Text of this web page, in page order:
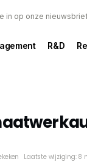
in op onze
R&D
Laatste wijziging: 8